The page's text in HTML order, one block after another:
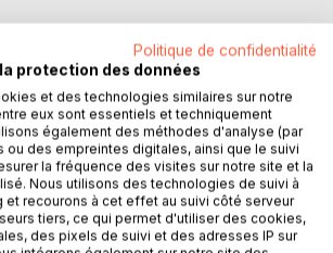
par sa mère et ne connaît pas son
à Arles, au sein d'une cité-dortoir, et
morne qui ne satisfait pas ses rêves
par une expérience traumatisante alors
au collège, la jeune fille traverse
Politique de confidentialité
protection des données
et des technologies similaires sur notre
eux sont essentiels et techniquement
également des méthodes d'analyse (par
des empreintes digitales, ainsi que le suivi
la fréquence des visites sur notre site et la
Nous utilisons des technologies de suivi à
et recourons à cet effet au suivi côté serveur
tiers, ce qui permet d'utiliser des cookies,
des pixels de suivi et des adresses IP sur